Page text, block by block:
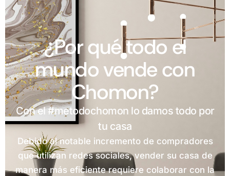
¿Por qué todo el
mundo vende con
Chomon?
Con el #metodochomon lo damos todo por
tu casa
Debido al notable incremento de compradores
que utilizan redes sociales, vender su casa de
manera más eficiente requiere colaborar con la